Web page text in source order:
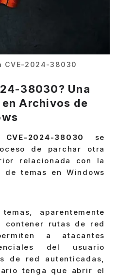
CVE-2024-38030
38030? Una
Archivos de
CVE-2024-38030
se
de parchar otra
relacionada con la
temas en Windows
aparentemente
contener rutas de red
a atacantes
del usuario
de red autenticadas,
tenga que abrir el